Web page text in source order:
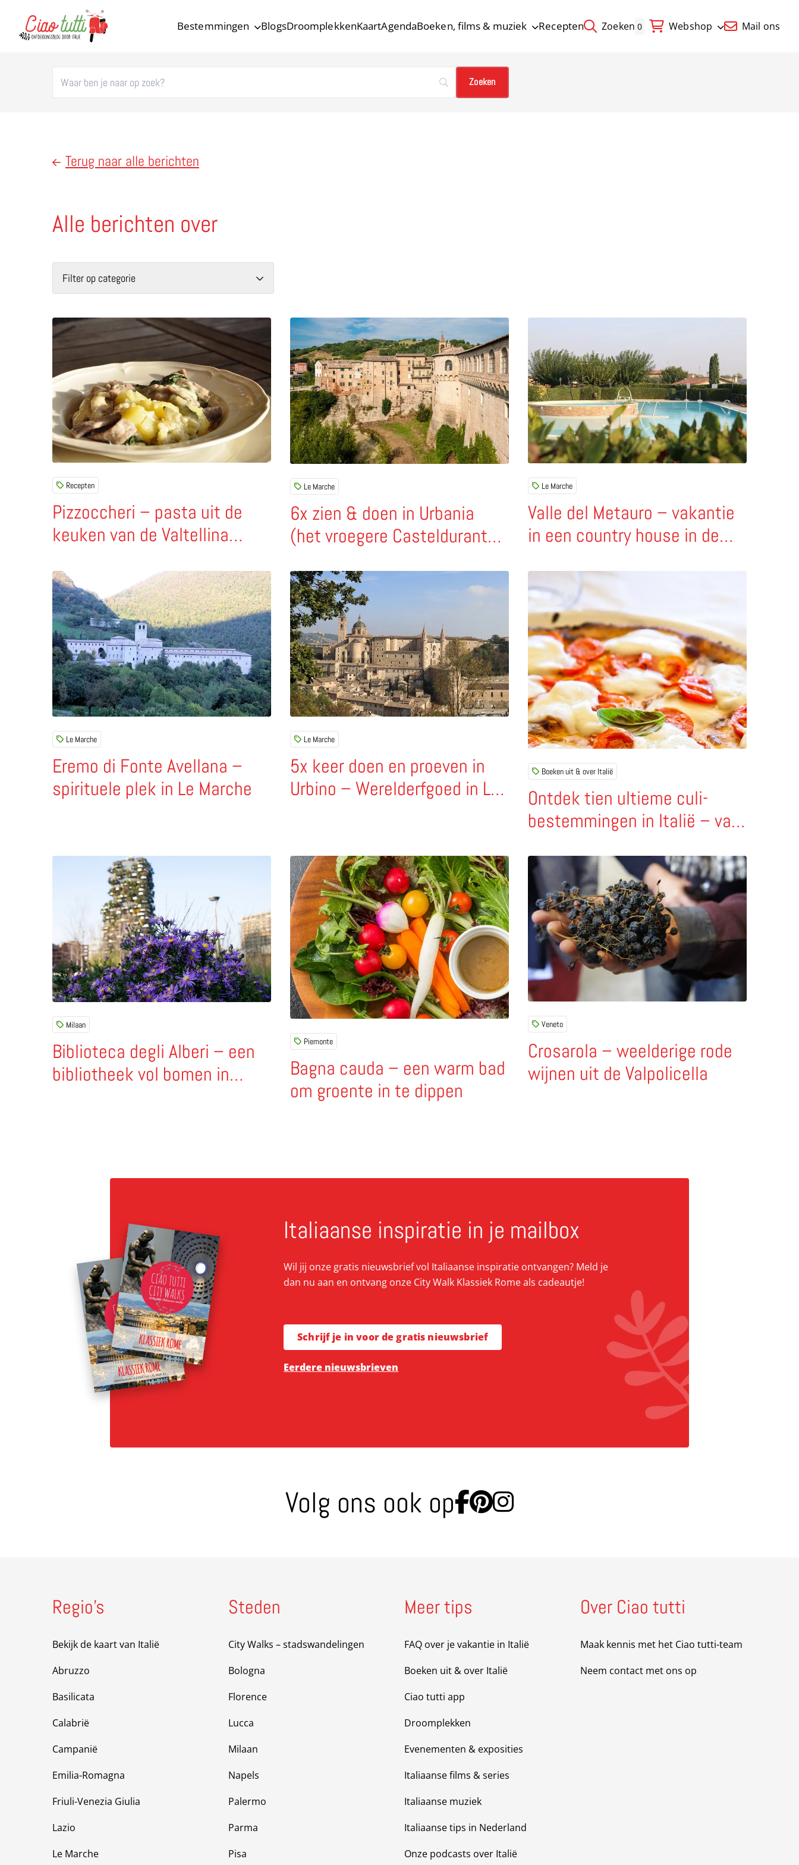
Bestemmingen BlogsDroomplekkenKaartAgendaBoeken, films & muziek Recepten Zoeken 0 Webshop Mail ons
Terug naar alle berichten
Alle berichten over
Filter op categorie
Pizzoccheri – pasta uit de
keuken van de Valtellina
Recepten
Lees meer over Pizzoccheri – pasta uit de keuken van de Valtellina (Lombardije)
6x zien & doen in Urbania
(het vroegere Casteldurante)
Le Marche
Lees meer over 6x zien & doen in Urbania (het vroegere Casteldurante) in Le Marche
Valle del Metauro – vakantie
in een country house in de
dorpjes
Le Marche
Eremo di Fonte Avellana –
spirituele plek in Le Marche
Le Marche
Lees meer over Eremo di Fonte Avellana – spirituele plek in Le Marche
5x keer doen en proeven in
Urbino – Werelderfgoed in Le
Le Marche
Lees meer over 5x keer doen en proeven in Urbino – Werelderfgoed in Le Marche
Ontdek tien ultieme culi-
bestemmingen in Italië – van
Boeken uit & over Italië
Lees meer over Ontdek tien ultieme culi-bestemmingen in
Biblioteca degli Alberi – een
bibliotheek vol bomen in
Milaan
Lees meer over Biblioteca degli Alberi – een bibliotheek vol bomen in Milaan
Bagna cauda – een warm bad
om groente in te dippen
Piemonte
Lees meer over Bagna cauda – een warm bad om groente in te dippen
Crosarola – weelderige rode
wijnen uit de Valpolicella
Veneto
Lees meer over Crosarola – weelderige rode wijnen uit de
Italiaanse inspiratie in je mailbox
Wil jij onze gratis nieuwsbrief vol Italiaanse inspiratie ontvangen? Meld je
dan nu aan en ontvang onze City Walk Klassiek Rome als cadeautje!
Schrijf je in voor de gratis nieuwsbrief
Eerdere nieuwsbrieven
Volg ons ook op Ga naar Facebook
Ga naar Pinterest
Ga naar Instagram
Regio’s
Bekijk de kaart van Italië
Abruzzo
Basilicata
Calabrië
Campanië
Emilia-Romagna
Friuli-Venezia Giulia
Lazio
Le Marche
Steden
City Walks – stadswandelingen
Bologna
Florence
Lucca
Milaan
Napels
Palermo
Parma
Pisa
Meer tips
FAQ over je vakantie in Italië
Boeken uit & over Italië
Ciao tutti app
Droomplekken
Evenementen & exposities
Italiaanse films & series
Italiaanse muziek
Italiaanse tips in Nederland
Onze podcasts over Italië
Over Ciao tutti
Maak kennis met het Ciao tutti-team
Neem contact met ons op